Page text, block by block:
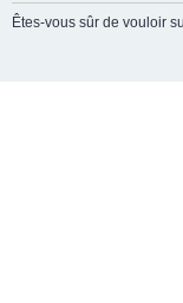
Êtes-vous sûr de vouloir